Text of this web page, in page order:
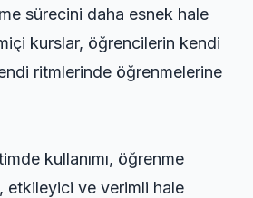
sürecini daha esnek hale
kurslar, öğrencilerin kendi
ritmlerinde öğrenmelerine
kullanımı, öğrenme
etkileyici ve verimli hale